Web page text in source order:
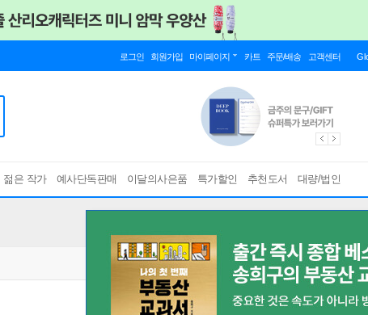
로그인 회원가입 마이페이지 카트 주문/배송 고객센터
젊은 작가 예사단독판매 이달의사은품 특가할인 추천도서 대량/법인